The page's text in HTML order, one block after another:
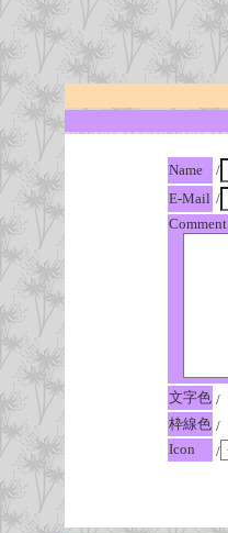
Name
/
E-Mail /
Comment
文字色 /
枠線色 /
Icon
/